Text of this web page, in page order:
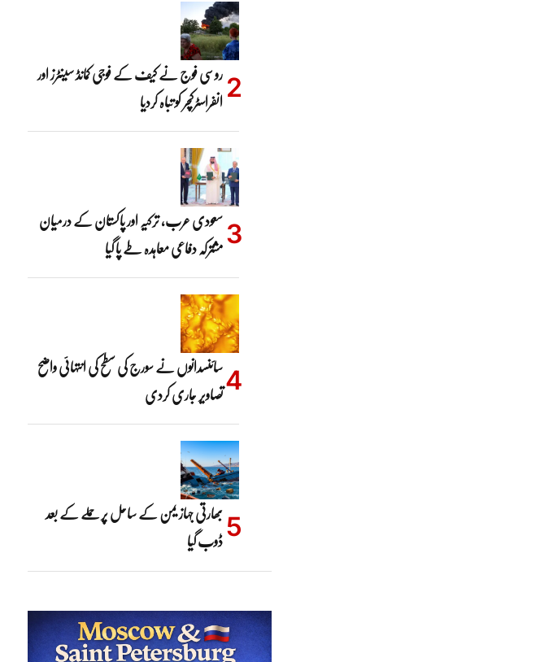
روسی فوج نے کیف کے فوجی کمانڈ سینٹرز اور
انفراسٹرکچر کو تباہ کردیا
سعودی عرب، ترکیہ اور پاکستان کے درمیان
مشترکہ دفاعی معاہدہ طے پا گیا
سائنسدانوں نے سورج کی سطح کی انتہائی واضح
تصاویر جاری کردی
بھارتی جہاز یمن کے ساحل پر حملے کے بعد
ڈوب گیا